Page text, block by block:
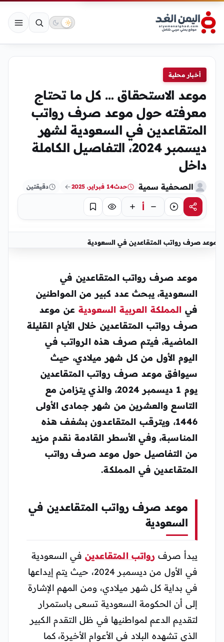
أخبار محلية
موعد الاستحقاق … كل ما تحتاج
معرفته حول موعد صرف رواتب
المتقاعدين في السعودية لشهر
ديسمبر 2024، التفاصيل الكاملة
داخل
الصحفية سمية حدث14 فبراير، 2025 دقيقتين
مشاركةاستماع أ تركيز حفظ
موعد صرف رواتب المتقاعدين في السعودية
موعد صرف رواتب المتقاعدين في
السعودية، يبحث عدد كبير من المواطنين
في المملكة العربية السعودية عن موعد
صرف رواتب المتقاعدين خلال الأيام القليلة
الماضية، فيتم صرف هذه الرواتب في
اليوم الأول من كل شهر ميلادي، حيث
سيوافق موعد صرف رواتب المتقاعدين
يوم 1 ديسمبر 2024، والذي يتزامن مع
التاسع والعشرين من شهر جمادى الأولى
1446، ويترقب المتقاعدون بشغف هذه
المناسبة، وفي الأسطر القادمة نقدم مزيد
من التفاصيل حول موعد صرف رواتب
المتقاعدين في المملكة.
موعد صرف رواتب المتقاعدين في
السعودية
يبدأ صرف رواتب المتقاعدين في السعودية
في الأول من ديسمبر 2024، حيث يتم إيداعها
في بداية كل شهر ميلادي، ومن المهم الإشارة
إلى أن الحكومة السعودية تسعى باستمرار
لتقديم الدعم لمواطنيها في ظل التقدم الكبير
الذي تشهده البلاد في الأعوام الأخيرة، كما